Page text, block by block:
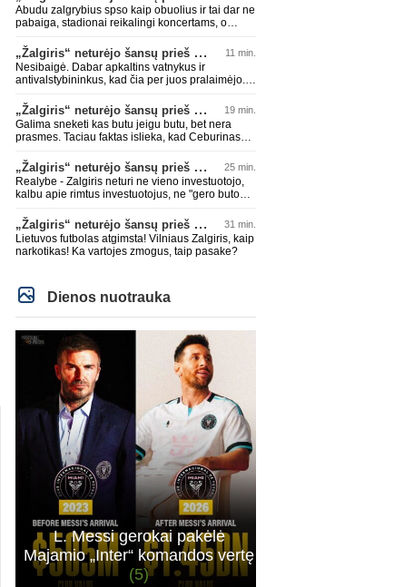
Abudu zalgrybius spso kaip obuolius ir tai dar ne
pabaiga, stadionai reikalingi koncertams, o
stadikas, kaip tik parašoje
„Žalgiris“ neturėjo šansų prieš „Hajduk“ 11 min.
Nesibaigė. Dabar apkaltins vatnykus ir
antivalstybininkus, kad čia per juos pralaimėjo.
jam padlaižiaut.
„Žalgiris“ neturėjo šansų prieš „Hajduk“ 19 min.
Galima sneketi kas butu jeigu butu, bet nera
prasmes. Taciau faktas islieka, kad Ceburinas
geriausias treneris dirbes Lietuvoje - neveltui
pats tituluociausias A lygos treneris per visa
istorija su 6 titulais. Man labiau zavesi kele
nekaip jis su Zalgiriu judejo, bet ka is Suduvos
vasko ispaudes pries Hajduka.
„Žalgiris“ neturėjo šansų prieš „Hajduk“ 25 min.
Realybe - Zalgiris neturi ne vieno investuotojo,
kalbu apie rimtus investuotojus, ne "gero buto
Zalgiris?? Jis negali net teoriskai ka nors
nuveikti Europoje
„Žalgiris“ neturėjo šansų prieš „Hajduk“ 31 min.
Lietuvos futbolas atgimsta! Vilniaus Zalgiris, kaip
narkotikas! Ka vartojes zmogus, taip pasake?
Dienos nuotrauka
L. Messi gerokai pakėlė
Majamio „Inter“ komandos vertę
(5)